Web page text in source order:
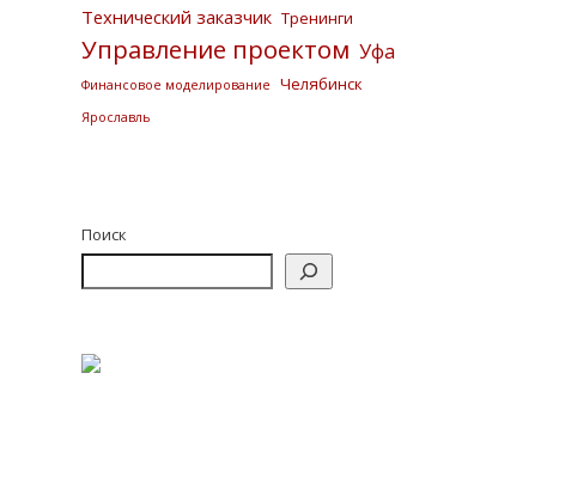
Технический заказчик Тренинги
Управление проектом Уфа
Финансовое моделирование Челябинск
Ярославль
Поиск